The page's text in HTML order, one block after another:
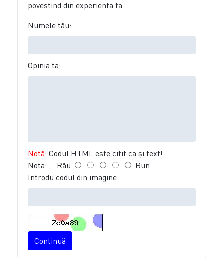
povestind din experienta ta.
Numele tău:
Opinia ta:
Notă: Codul HTML este citit ca şi text!
Nota: Rău
Bun
Introdu codul din imagine
Continuă